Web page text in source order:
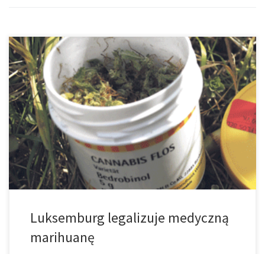
Następne państwo zrozumiało, że nie można chorym osobom
odbierać możliwości leczenia się pomocnymi i skutecznymi
sposobami. Luksemburg właśnie dołączył do tych krajów, które
zalegalizowały medyczną marihuanę. Rada rządu wydała właśnie
dla ministerstwa zdrowia pozwolenie na sporządzenie
odpowiedniego projektu ustawy. Premier Luksemburga Xavier
Bettel podczas konferencji prasowej oznajmił, że w przyszłości
[…]
Luksemburg legalizuje medyczną
marihuanę